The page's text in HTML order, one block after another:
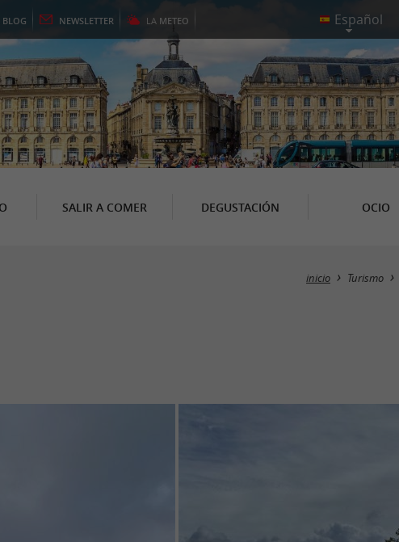
BLOG NEWSLETTER LA METEO
SALIR A COMER DEGUSTACIÓN OCIO
inicio Turismo